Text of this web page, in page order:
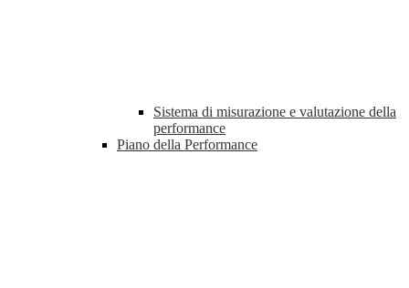
Sistema di misurazione e valutazione della
performance
Piano della Performance